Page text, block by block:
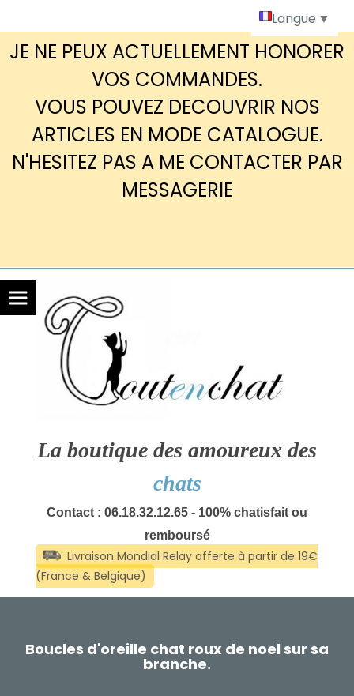
JE NE PEUX ACTUELLEMENT HONORER
VOS COMMANDES.
VOUS POUVEZ DECOUVRIR NOS
ARTICLES EN MODE CATALOGUE.
N'HESITEZ PAS A ME CONTACTER PAR
MESSAGERIE
La boutique des amoureux des
chats
Contact : 06.18.32.12.65 - 100% chatisfait ou
remboursé
Boucles d'oreille chat roux de noel sur sa
branche.
Langue ▼